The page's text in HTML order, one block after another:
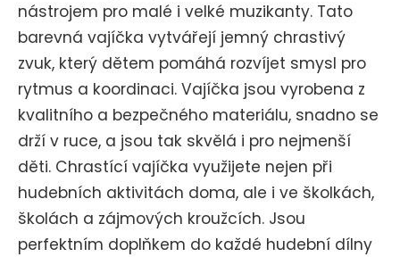
nástrojem pro malé i velké muzikanty. Tato
barevná vajíčka vytvářejí jemný chrastivý
zvuk, který dětem pomáhá rozvíjet smysl pro
rytmus a koordinaci. Vajíčka jsou vyrobena z
kvalitního a bezpečného materiálu, snadno se
drží v ruce, a jsou tak skvělá i pro nejmenší
děti. Chrastící vajíčka využijete nejen při
hudebních aktivitách doma, ale i ve školkách,
školách a zájmových kroužcích. Jsou
perfektním doplňkem do každé hudební dílny